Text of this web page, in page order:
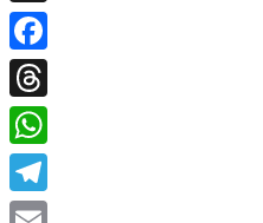
X
Facebook
Threads
WhatsApp
Telegram